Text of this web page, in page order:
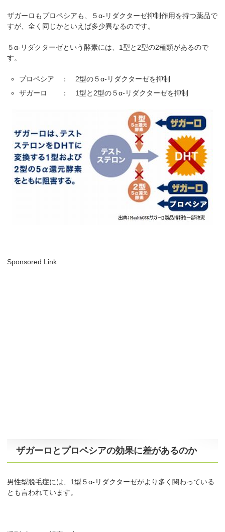
ザガーロもプロペシアも、５α-リダクターゼ抑制作用を持つ薬品で
すが、全く同じかといえば多少異なるのです。
５α-リダクターゼという酵素には、1型と2型の2種類があるので
す。
プロペシア ： 2型の５α-リダクターゼを抑制
ザガーロ ： 1型と2型の５α-リダクターゼを抑制
Sponsored Link
ザガーロとプロペシアの効果に差があるのか
男性型脱毛症には、1型５α-リダクターゼがより多く関わっている
とも言われています。